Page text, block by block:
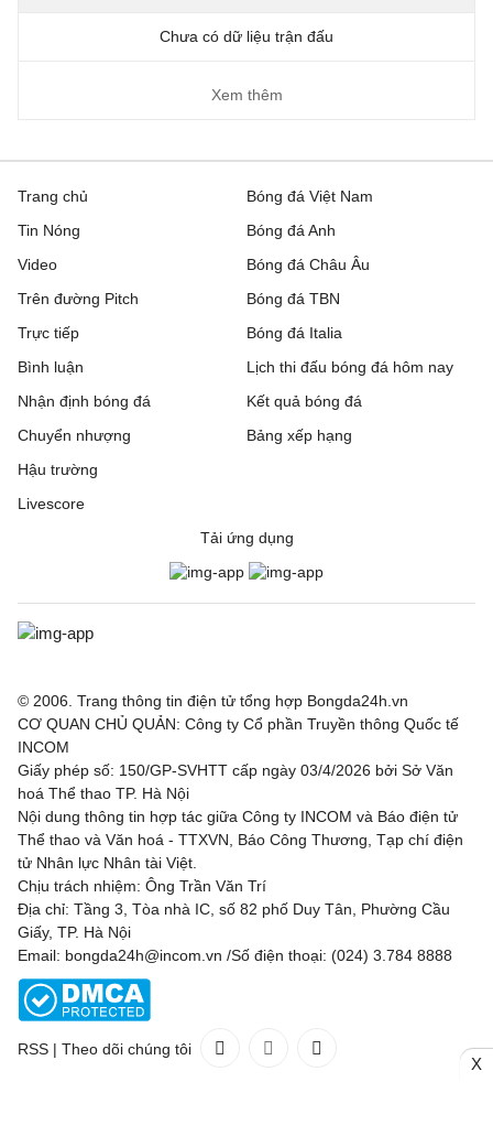
Chưa có dữ liệu trận đấu
Xem thêm
Trang chủ
Tin Nóng
Video
Trên đường Pitch
Trực tiếp
Bóng đá Việt Nam
Bóng đá Anh
Bóng đá Châu Âu
Bóng đá TBN
Bóng đá Italia
Bình luận
Nhận định bóng đá
Chuyển nhượng
Hậu trường
Livescore
Lịch thi đấu bóng đá hôm nay
Kết quả bóng đá
Bảng xếp hạng
Tải ứng dụng
© 2006. Trang thông tin điện tử tổng hợp Bongda24h.vn
CƠ QUAN CHỦ QUẢN: Công ty Cổ phần Truyền thông Quốc tế
INCOM
Giấy phép số: 150/GP-SVHTT cấp ngày 03/4/2026 bởi Sở Văn
hoá Thể thao TP. Hà Nội
Nội dung thông tin hợp tác giữa Công ty INCOM và Báo điện tử
Thể thao và Văn hoá - TTXVN, Báo Công Thương, Tạp chí điện
tử Nhân lực Nhân tài Việt.
Chịu trách nhiệm: Ông Trần Văn Trí
Địa chỉ: Tầng 3, Tòa nhà IC, số 82 phố Duy Tân, Phường Cầu
Giấy, TP. Hà Nội
Email: bongda24h@incom.vn /Số điện thoại: (024) 3.784 8888
RSS | Theo dõi chúng tôi
X